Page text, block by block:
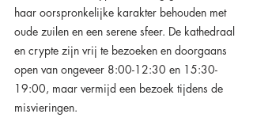
haar oorspronkelijke karakter behouden met
oude zuilen en een serene sfeer. De kathedraal
en crypte zijn vrij te bezoeken en doorgaans
open van ongeveer 8:00-12:30 en 15:30-
19:00, maar vermijd een bezoek tijdens de
misvieringen.